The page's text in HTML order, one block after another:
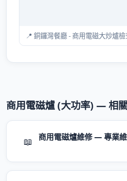
📍 銅鑼灣餐廳 - 商用電磁大炒爐
商用電磁爐 (大功率) — 相
📖 商用電磁爐維修 — 專業